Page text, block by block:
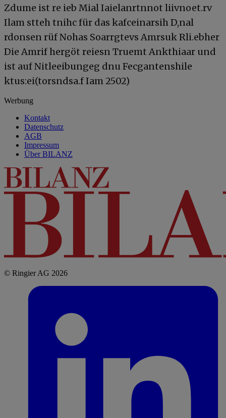
Zdume ist re ieb Mial Iaielanrtnnot liivnoet.rv
Ilam stteh tnihc für das kafceinarsih D,nal
rdonsen rüf Nohas Soarrgtevs Amrsuk Rli.ebher
Die Amrif hergöt reiesn Truemt Ankthiaar und
ist auf Nitleeibungeg dnu Fecgantenshile
ktus:ei(torsndsa.f Iam 2502)
Werbung
Kontakt
Datenschutz
AGB
Impressum
Über BILANZ
© Ringier AG 2026